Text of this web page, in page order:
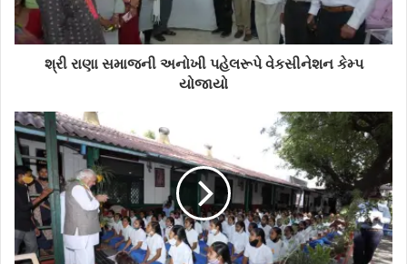
શ્રી રાણા સમાજની અનોખી પહેલરૂપે વેકસીનેશન કેમ્પ
યોજાયો